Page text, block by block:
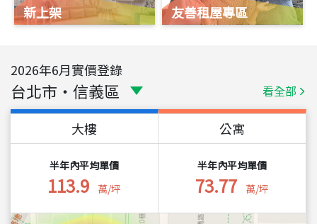
新上架 友善租屋專區
2026年6月實價登錄
台北市 ・ 信義區 看全部
大樓
半年內平均單價
113.9 萬/坪
公寓
半年內平均單價
73.77 萬/坪